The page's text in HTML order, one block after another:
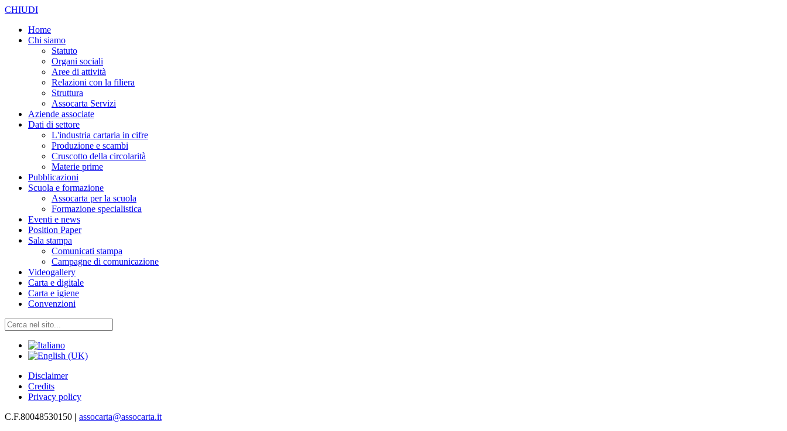
CHIUDI
Home
Chi siamo
Statuto
Organi sociali
Aree di attività
Relazioni con la filiera
Struttura
Assocarta Servizi
Aziende associate
Dati di settore
L'industria cartaria in cifre
Produzione e scambi
Cruscotto della circolarità
Materie prime
Pubblicazioni
Scuola e formazione
Assocarta per la scuola
Formazione specialistica
Eventi e news
Position Paper
Sala stampa
Comunicati stampa
Campagne di comunicazione
Videogallery
Carta e digitale
Carta e igiene
Convenzioni
Disclaimer
Credits
Privacy policy
C.F.80048530150 | assocarta@assocarta.it